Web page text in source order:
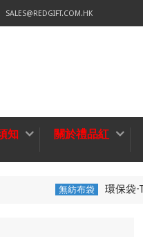
SALES@REDGIFT.COM.HK
知 關於禮品紅
環保袋-Tech Data